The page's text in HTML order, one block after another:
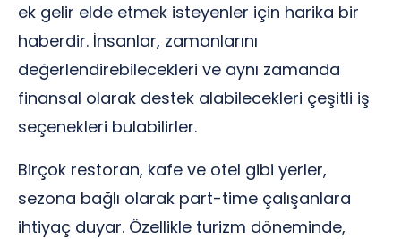
ek gelir elde etmek isteyenler için harika bir
haberdir. İnsanlar, zamanlarını
değerlendirebilecekleri ve aynı zamanda
finansal olarak destek alabilecekleri çeşitli iş
seçenekleri bulabilirler.
Birçok restoran, kafe ve otel gibi yerler,
sezona bağlı olarak part-time çalışanlara
ihtiyaç duyar. Özellikle turizm döneminde,